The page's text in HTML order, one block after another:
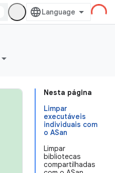
Nesta página
Limpar
executáveis
individuais com
o ASan
Limpar
bibliotecas
compartilhadas